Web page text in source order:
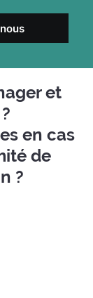
et
en cas
de
?